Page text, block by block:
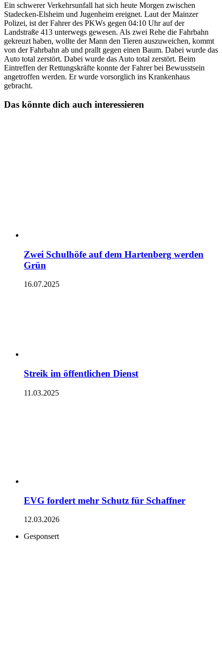
Ein schwerer Verkehrsunfall hat sich heute Morgen zwischen
Stadecken-Elsheim und Jugenheim ereignet. Laut der Mainzer
Polizei, ist der Fahrer des PKWs gegen 04:10 Uhr auf der
Landstraße 413 unterwegs gewesen. Als zwei Rehe die Fahrbahn
gekreuzt haben, wollte der Mann den Tieren auszuweichen, kommt
von der Fahrbahn ab und prallt gegen einen Baum. Dabei wurde das
Auto total zerstört. Dabei wurde das Auto total zerstört. Beim
Eintreffen der Rettungskräfte konnte der Fahrer bei Bewusstsein
angetroffen werden. Er wurde vorsorglich ins Krankenhaus
gebracht.
Das könnte dich auch interessieren
Zwei Schulhöfe auf dem Hartenberg werden
Grün
16.07.2025
Streik im öffentlichen Dienst
11.03.2025
EVG fordert mehr Schutz für Schaffner
12.03.2026
Gesponsert